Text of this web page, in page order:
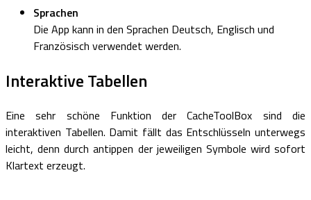
Sprachen
Die App kann in den Sprachen Deutsch, Englisch und
Französisch verwendet werden.
Interaktive Tabellen
Eine sehr schöne Funktion der CacheToolBox sind die
interaktiven Tabellen. Damit fällt das Entschlüsseln unterwegs
leicht, denn durch antippen der jeweiligen Symbole wird sofort
Klartext erzeugt.